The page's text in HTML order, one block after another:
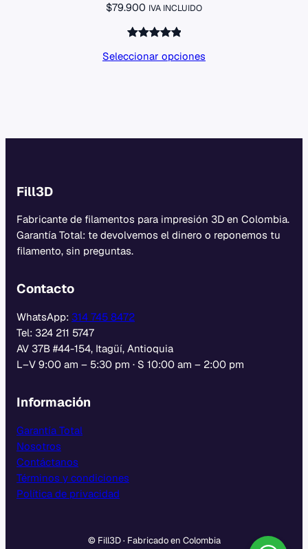
$79.900 IVA INCLUIDO
con5.00
Seleccionar opciones
Fill3D
Fabricante de filamentos para impresión 3D en Colombia.
Garantía Total: te devolvemos el dinero o reponemos tu
filamento, sin preguntas.
Contacto
WhatsApp: 314 745 8472
Tel: 324 211 5747
AV 37B #44-154, Itagüí, Antioquia
L–V 9:00 am – 5:30 pm · S 10:00 am – 2:00 pm
Información
Garantía Total
Nosotros
Contáctanos
Términos y condiciones
Política de privacidad
© Fill3D · Fabricado en Colombia